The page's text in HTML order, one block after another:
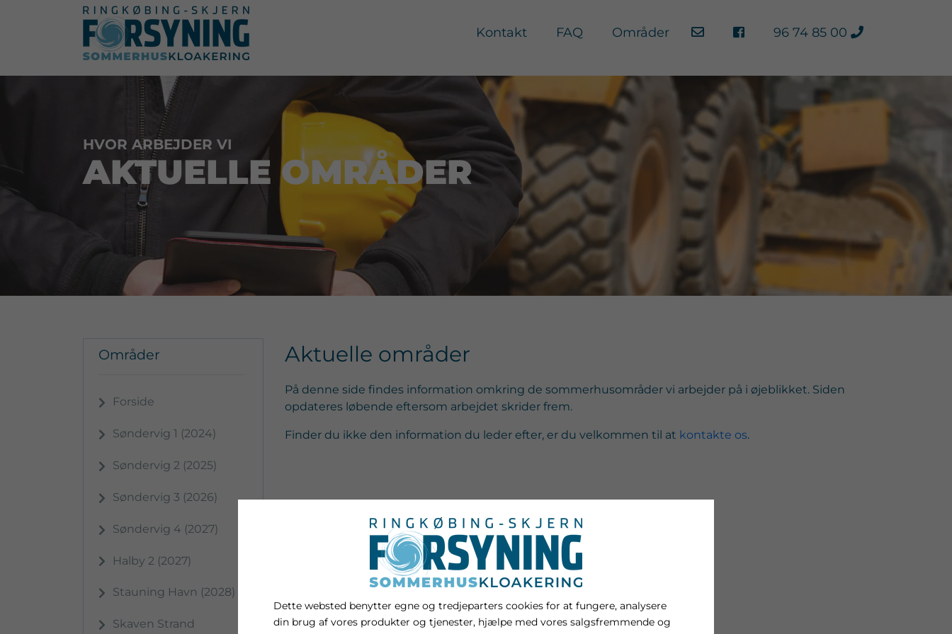
Kontakt FAQ Områder 96 74 85 00
HVOR ARBEJDER VI
AKTUELLE OMRÅDER
Områder
Forside
Søndervig 1 (2024)
Søndervig 2 (2025)
Søndervig 3 (2026)
Søndervig 4 (2027)
Halby 2 (2027)
Stauning Havn (2028)
Skaven Strand
Aktuelle områder
På denne side findes information omkring de sommerhusområder vi arbejder på i øjeblikket. Siden
opdateres løbende eftersom arbejdet skrider frem.
Finder du ikke den information du leder efter, er du velkommen til at kontakte os.
Dette websted benytter egne og tredjeparters cookies for at fungere, analysere
din brug af vores produkter og tjenester, hjælpe med vores salgsfremmende og